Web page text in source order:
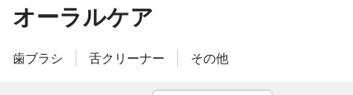
キッチン用品
製菓用品
キッチン用品
製菓用品
オーラルケア
歯ブラシ 舌クリーナー その他